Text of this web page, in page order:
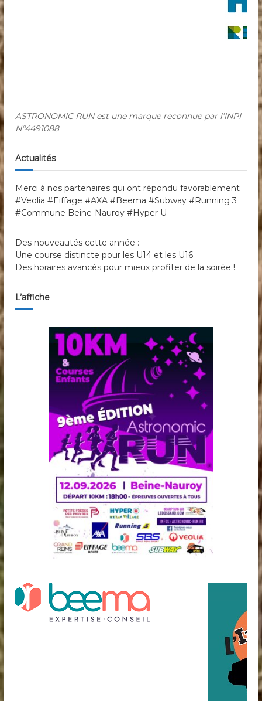
ASTRONOMIC RUN est une marque reconnue par l’INPI
N°4491088
Actualités
Merci à nos partenaires qui ont répondu favorablement
#Veolia #Eiffage #AXA #Beema #Subway #Running 3
#Commune Beine-Nauroy #Hyper U
Des nouveautés cette année :
Une course distincte pour les U14 et les U16
Des horaires avancés pour mieux profiter de la soirée !
L’affiche